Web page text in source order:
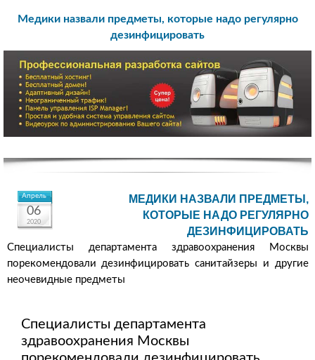
Медики назвали предметы, которые надо регулярно
дезинфицировать
Апрель
06
2020
МЕДИКИ НАЗВАЛИ ПРЕДМЕТЫ,
КОТОРЫЕ НАДО РЕГУЛЯРНО
ДЕЗИНФИЦИРОВАТЬ
Специалисты департамента здравоохранения Москвы
порекомендовали дезинфицировать санитайзеры и другие
неочевидные предметы
Специалисты департамента
здравоохранения Москвы